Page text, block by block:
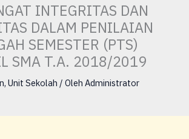
INTEGRITAS DAN
DALAM PENILAIAN
SEMESTER (PTS)
SMA T.A. 2018/2019
, Unit Sekolah / Oleh Administrator